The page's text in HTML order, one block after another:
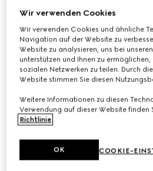
Wir verwenden Cookies
Wir verwenden Cookies und ähnliche
Navigation auf der Website zu
Website zu analysieren, uns bei
unterstützen und Ihnen zu ermöglichen,
sozialen Netzwerken zu teilen. Durch
Website stimmen Sie diesen
Weitere Informationen zu diesen
Verwendung auf dieser Website finden
Richtlinie.
COOKIE-
OK